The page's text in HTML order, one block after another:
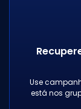
Use
está nos